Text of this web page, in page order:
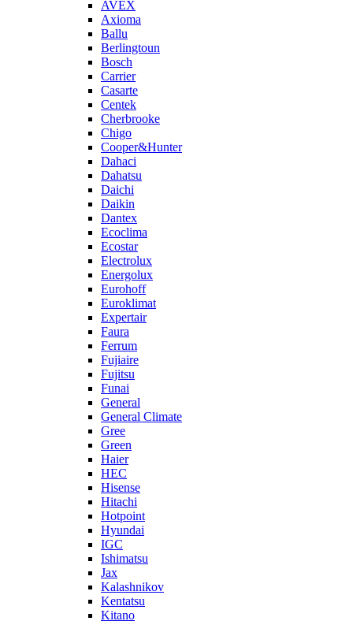
AVEX
Axioma
Ballu
Berlingtoun
Bosch
Carrier
Casarte
Centek
Cherbrooke
Chigo
Cooper&Hunter
Dahaci
Dahatsu
Daichi
Daikin
Dantex
Ecoclima
Ecostar
Electrolux
Energolux
Eurohoff
Euroklimat
Expertair
Faura
Ferrum
Fujiaire
Fujitsu
Funai
General
General Climate
Gree
Green
Haier
HEC
Hisense
Hitachi
Hotpoint
Hyundai
IGC
Ishimatsu
Jax
Kalashnikov
Kentatsu
Kitano